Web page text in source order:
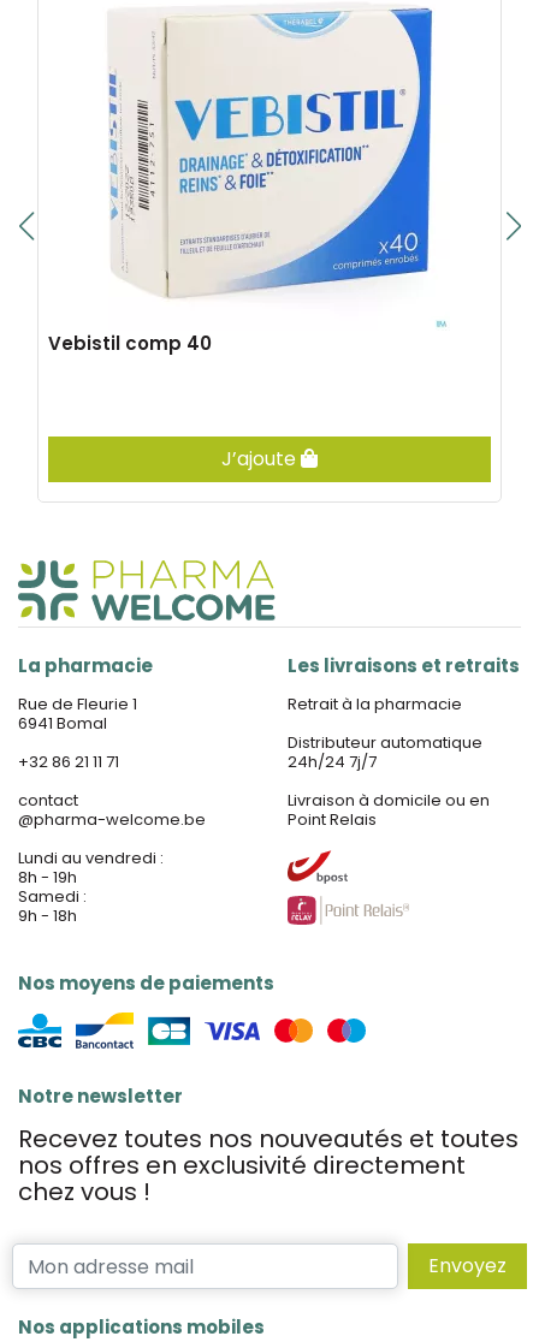
Vebistil comp 40
J’ajoute
La pharmacie
Rue de Fleurie 1
6941 Bomal
+32 86 21 11 71
contact
@pharma-welcome.be
Lundi au vendredi :
8h - 19h
Samedi :
9h - 18h
Nos moyens de paiements
Les livraisons et retraits
Retrait à la pharmacie
Distributeur automatique
24h/24 7j/7
Livraison à domicile ou en
Point Relais
Notre newsletter
Recevez toutes nos nouveautés et toutes
nos offres en exclusivité directement
chez vous !
Envoyez
Nos applications mobiles